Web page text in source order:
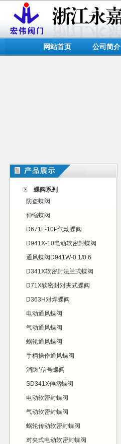
网站首页 公司简介
蝶阀系列
防盗蝶阀
伸缩蝶阀
D671F-10P气动蝶阀
D941X-10电动软密封蝶阀
通风蝶阀D941W-0.1/0.6
D341X软密封法兰式蝶阀
D71X软密封对夹式蝶阀
D363H对焊蝶阀
电动通风蝶阀
气动通风蝶阀
蜗轮通风蝶阀
手柄操作通风蝶阀
消防*信号蝶阀
SD341X伸缩蝶阀
电动软密封蝶阀
气动软密封蝶阀
蜗轮传动软密封蝶阀
对夹式电动软密封蝶阀